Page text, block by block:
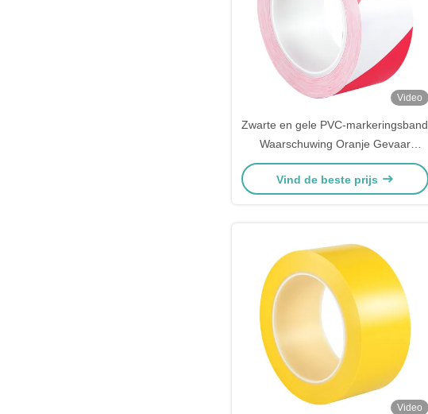
Video
Zwarte en gele PVC-markeringsband
Waarschuwing Oranje Gevaar
Streep Lijn Lane Veiligheidsvloer
Vind de beste prijs
Video